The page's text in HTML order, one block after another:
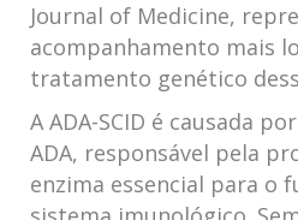
Journal of Medicine,
acompanhamento mais
tratamento genético
A ADA-SCID é causada
ADA, responsável pela
enzima essencial para o